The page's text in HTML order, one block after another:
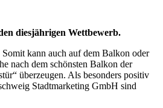
diesjährigen Wettbewerb.
kann auch auf dem Balkon oder
nach dem schönsten Balkon der
überzeugen. Als besonders positiv
Stadtmarketing GmbH sind